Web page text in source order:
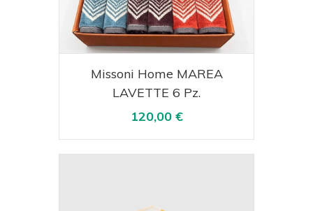
Acquista Visualizza
Missoni Home MAREA
LAVETTE 6 Pz.
120,00 €